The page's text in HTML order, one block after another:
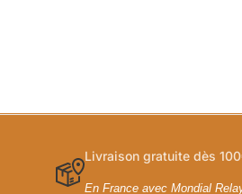
Livraison gratuite dès
En France avec Mondial